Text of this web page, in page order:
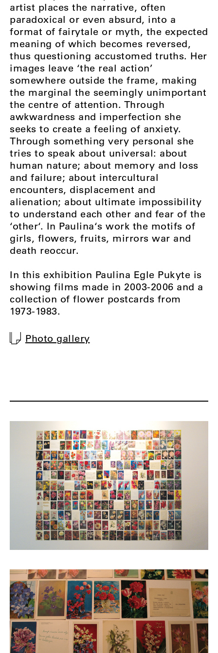
artist places the narrative, often
paradoxical or even absurd, into a
format of fairytale or myth, the expected
meaning of which becomes reversed,
thus questioning accustomed truths. Her
images leave ‘the real action’
somewhere outside the frame, making
the marginal the seemingly unimportant
the centre of attention. Through
awkwardness and imperfection she
seeks to create a feeling of anxiety.
Through something very personal she
tries to speak about universal: about
human nature; about memory and loss
and failure; about intercultural
encounters, displacement and
alienation; about ultimate impossibility
to understand each other and fear of the
‘other‘. In Paulina‘s work the motifs of
girls, flowers, fruits, mirrors war and
death reoccur.
In this exhibition Paulina Egle Pukyte is
showing films made in 2003-2006 and a
collection of flower postcards from
1973-1983.
Photo gallery